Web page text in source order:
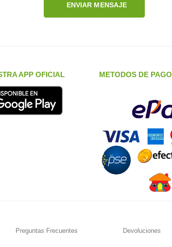
ENVIAR MENSAJE
APP OFICIAL METODOS DE PAGO
Preguntas Frecuentes Devoluciones